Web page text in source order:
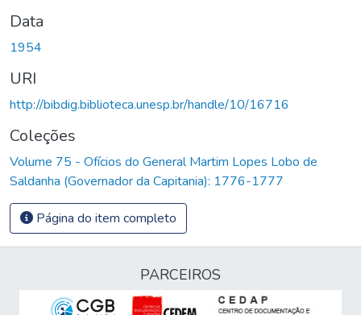
Data
1954
URI
http://bibdig.biblioteca.unesp.br/handle/10/16716
Coleções
Volume 75 - Ofícios do General Martim Lopes Lobo de
Saldanha (Governador da Capitania): 1776-1777
Página do item completo
PARCEIROS